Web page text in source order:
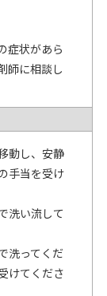
症状があら
師に相談し
動し、安静
手当を受け
洗い流して
洗ってくだ
けてくださ